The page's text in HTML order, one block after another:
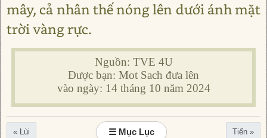
mây, cả nhân thế nóng lên dưới ánh mặt
trời vàng rực.
Nguồn: TVE 4U
Được bạn: Mot Sach đưa lên
vào ngày: 14 tháng 10 năm 2024
« Lùi ☰ Mục Lục Tiến »